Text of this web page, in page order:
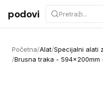
Preskoči na sadržaj
podovi
Početna/Alat/Specijalni alati
/Brusna traka - 594x200mm